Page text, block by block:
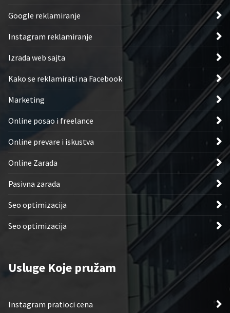
Google reklamiranje
Instagram reklamiranje
Izrada web sajta
Kako se reklamirati na Facebook
Marketing
Online posao i freelance
Online prevare i iskustva
Online Zarada
Pasivna zarada
Seo optimizacija
Seo optimizacija
Usluge Koje pružam
Instagram pratioci cena